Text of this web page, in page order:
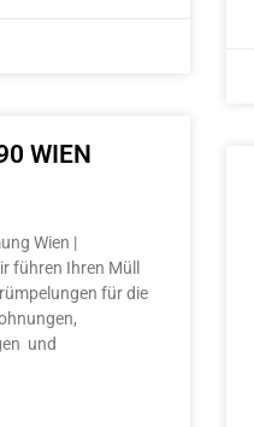
WIEN
Wien |
führen Ihren Müll
für die
und